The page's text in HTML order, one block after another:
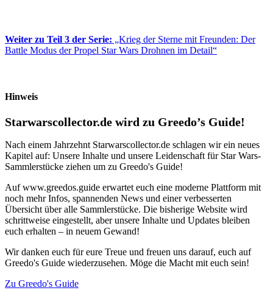
Weiter zu Teil 3 der Serie: „Krieg der Sterne mit Freunden: Der
Battle Modus der Propel Star Wars Drohnen im Detail“
Hinweis
Starwarscollector.de wird zu Greedo’s Guide!
Nach einem Jahrzehnt Starwarscollector.de schlagen wir ein neues
Kapitel auf: Unsere Inhalte und unsere Leidenschaft für Star Wars-
Sammlerstücke ziehen um zu Greedo's Guide!
Auf www.greedos.guide erwartet euch eine moderne Plattform mit
noch mehr Infos, spannenden News und einer verbesserten
Übersicht über alle Sammlerstücke. Die bisherige Website wird
schrittweise eingestellt, aber unsere Inhalte und Updates bleiben
euch erhalten – in neuem Gewand!
Wir danken euch für eure Treue und freuen uns darauf, euch auf
Greedo's Guide wiederzusehen. Möge die Macht mit euch sein!
Zu Greedo's Guide